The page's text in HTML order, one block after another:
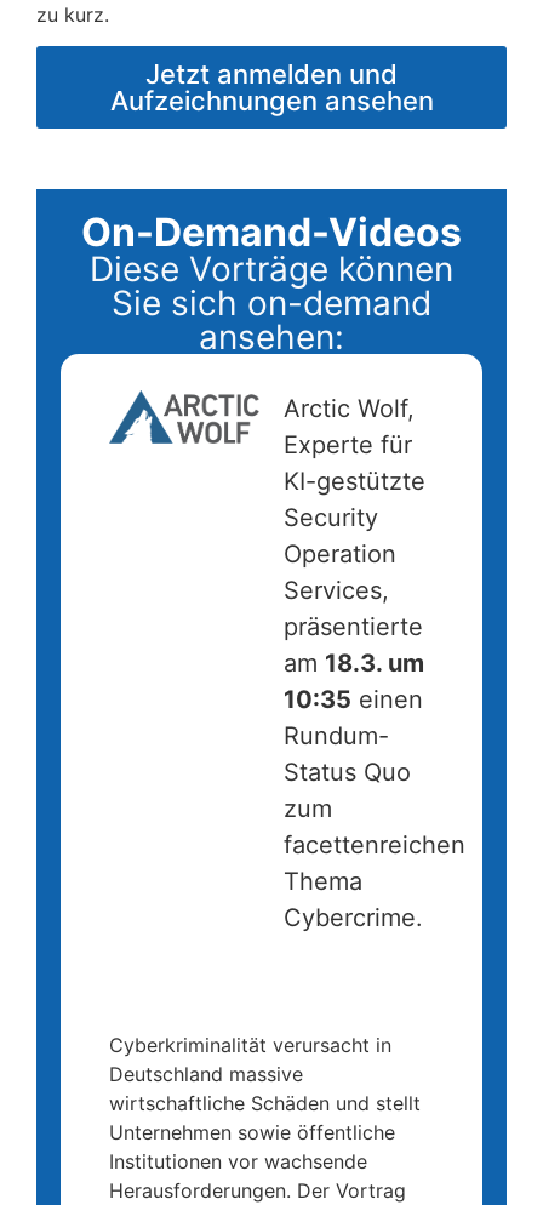
zu kurz.
Jetzt anmelden und
Aufzeichnungen ansehen
On-Demand-Videos
Diese Vorträge können
Sie sich on-demand
ansehen:
Arctic Wolf,
Experte für
KI-gestützte
Security
Operation
Services,
präsentierte
am 18.3. um
10:35 einen
Rundum-
Status Quo
zum
facettenreichen
Thema
Cybercrime.
Cyberkriminalität verursacht in
Deutschland massive
wirtschaftliche Schäden und stellt
Unternehmen sowie öffentliche
Institutionen vor wachsende
Herausforderungen. Der Vortrag